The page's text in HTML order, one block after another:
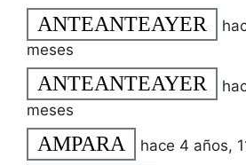
ANTEANTEAYER
meses
ANTEANTEAYER
meses
AMPARA hace 4 años,